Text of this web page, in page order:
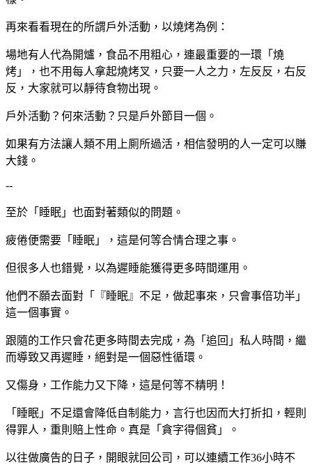
再來看看現在的所謂戶外活動，以燒烤為例：
場地有人代為開爐，食品不用粗心，連最重要的一環「燒
烤」，也不用每人拿起燒烤叉，只要一人之力，左反反，右反
反，大家就可以靜待食物出現。
戶外活動？何來活動？只是戶外節目一個。
如果有方法讓人類不用上厠所過活，相信發明的人一定可以賺
大錢。
--
至於「睡眠」也面對著類似的問題。
疲倦便需要「睡眠」，這是何等合情合理之事。
但很多人也錯覺，以為遲睡能獲得更多時間運用。
他們不願去面對「『睡眠』不足，做起事來，只會事倍功半」
這一個事實。
跟隨的工作只會花更多時間去完成，為「追回」私人時間，繼
而導致又再遲睡，絕對是一個惡性循環。
又傷身，工作能力又下降，這是何等不精明！
「睡眠」不足還會降低自制能力，言行也因而大打折扣，輕則
得罪人，重則賠上性命。真是「貪字得個貧」。
以往做廣告的日子，開眼就回公司，可以連續工作36小時不